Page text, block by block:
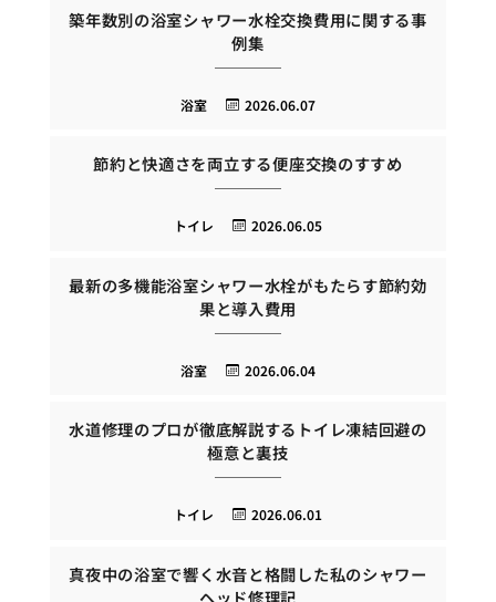
築年数別の浴室シャワー水栓交換費用に関する事
例集
2026.06.07
浴室
節約と快適さを両立する便座交換のすすめ
2026.06.05
トイレ
最新の多機能浴室シャワー水栓がもたらす節約効
果と導入費用
2026.06.04
浴室
水道修理のプロが徹底解説するトイレ凍結回避の
極意と裏技
2026.06.01
トイレ
真夜中の浴室で響く水音と格闘した私のシャワー
ヘッド修理記